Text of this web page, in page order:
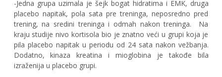
-Jedna grupa uzimala je šejk bogat hidratima i EMK, druga
placebo napitak, pola sata pre treninga, neposredno pred
trening, na sredini treninga i odmah nakon treninga. Na
kraju studije nivo kortisola bio je znatno veći u grupi koja je
pila placebo napitak u periodu od 24 sata nakon vežbanja.
Dodatno, kinaza kreatina i mioglobina je takođe bila
izraženija u placebo grupi.